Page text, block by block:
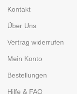
Kontakt
Über Uns
Vertrag widerrufen
Mein Konto
Bestellungen
Hilfe & FAQ